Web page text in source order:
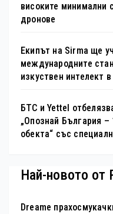
високите минимални
дронове
Екипът на Sirma ще
международните
изкуствен интелект
БТС и Yettel
„Опознай България –
обекта“ със
Най-новото от
Dreame